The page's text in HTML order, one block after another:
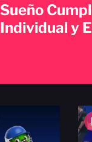
Sueño
Individual y